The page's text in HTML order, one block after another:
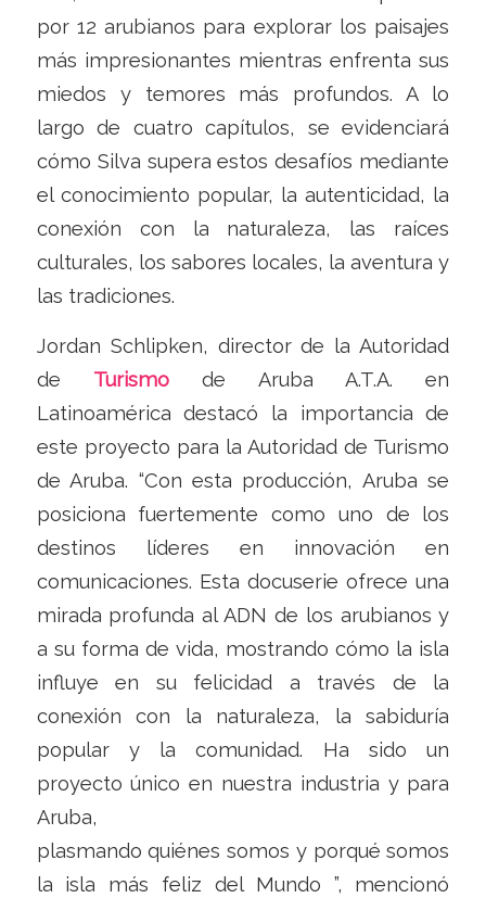
por 12 arubianos para explorar los paisajes
más impresionantes mientras enfrenta sus
miedos y temores más profundos. A lo
largo de cuatro capítulos, se evidenciará
cómo Silva supera estos desafíos mediante
el conocimiento popular, la autenticidad, la
conexión con la naturaleza, las raíces
culturales, los sabores locales, la aventura y
las tradiciones.
Jordan Schlipken, director de la Autoridad
de Turismode Aruba A.T.A. en
Latinoamérica destacó la importancia de
este proyecto para la Autoridad de Turismo
de Aruba. “Con esta producción, Aruba se
posiciona fuertemente como uno de los
destinos líderes en innovación en
comunicaciones. Esta docuserie ofrece una
mirada profunda al ADN de los arubianos y
a su forma de vida, mostrando cómo la isla
influye en su felicidad a través de la
conexión con la naturaleza, la sabiduría
popular y la comunidad. Ha sido un
proyecto único en nuestra industria y para
Aruba,
plasmando quiénes somos y porqué somos
la isla más feliz del Mundo ”, mencionó